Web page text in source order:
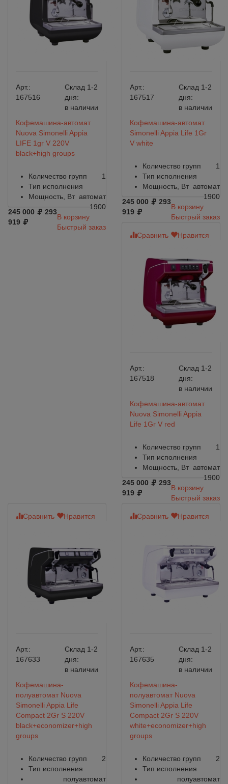
Арт.:
167516
Склад 1-2
дня:
в наличии
Кофемашина-автомат
Nuova Simonelli Appia
LIFE 1gr V 220V
black+high groups
Количество групп
1
Тип исполнения
автомат
Мощность, Вт
1900
245 000
293
919
В корзину
Быстрый заказ
Арт.:
167517
Склад 1-2
дня:
в наличии
Кофемашина-автомат
Simonelli Appia Life 1Gr
V white
Количество групп
1
Тип исполнения
автомат
Мощность, Вт
1900
245 000
293
919
В корзину
Быстрый заказ
Сравнить Нравится
Арт.:
167518
Склад 1-2
дня:
в наличии
Кофемашина-автомат
Nuova Simonelli Appia
Life 1Gr V red
Количество групп
1
Тип исполнения
автомат
Мощность, Вт
1900
245 000
293
919
В корзину
Быстрый заказ
Сравнить Нравится
Арт.:
167633
Склад 1-2
дня:
в наличии
Кофемашина-
полуавтомат Nuova
Simonelli Appia Life
Compact 2Gr S 220V
black+economizer+high
groups
Количество групп
2
Тип исполнения
полуавтомат
Сравнить Нравится
Арт.:
167635
Склад 1-2
дня:
в наличии
Кофемашина-
полуавтомат Nuova
Simonelli Appia Life
Compact 2Gr S 220V
white+economizer+high
groups
Количество групп
2
Тип исполнения
полуавтомат